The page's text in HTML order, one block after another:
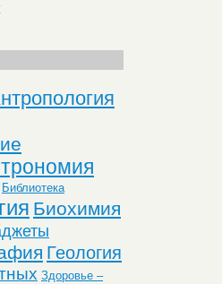
Библиотека
Биохимия
Геология
Здоровье –